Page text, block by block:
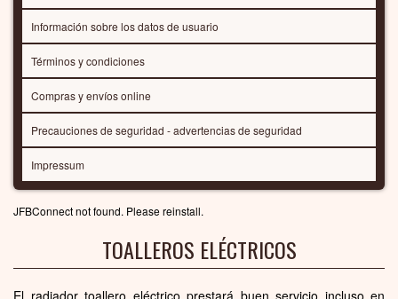
Información sobre los datos de usuario
Términos y condiciones
Compras y envíos online
Precauciones de seguridad - advertencias de seguridad
Impressum
JFBConnect not found. Please reinstall.
TOALLEROS ELÉCTRICOS
El radiador toallero eléctrico prestará buen servicio incluso en